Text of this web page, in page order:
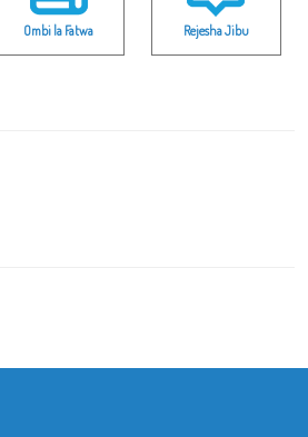
Ombi la Fatwa Rejesha Jibu